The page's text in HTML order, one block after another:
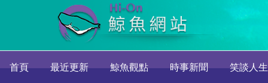
首頁 最近更新 鯨魚觀點 時事新聞 笑談人生